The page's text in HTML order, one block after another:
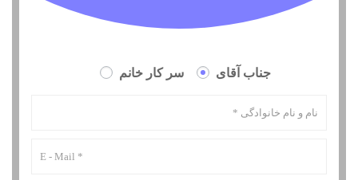
جناب آقای سر کار خانم